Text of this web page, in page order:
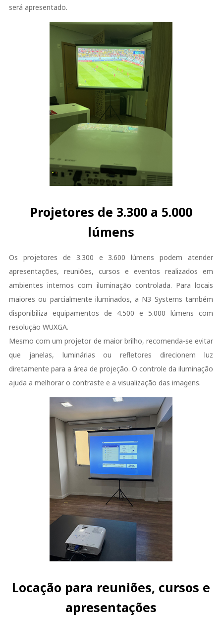
será apresentado.
Projetores de 3.300 a 5.000
lúmens
Os projetores de 3.300 e 3.600 lúmens podem atender
apresentações, reuniões, cursos e eventos realizados em
ambientes internos com iluminação controlada. Para locais
maiores ou parcialmente iluminados, a N3 Systems também
disponibiliza equipamentos de 4.500 e 5.000 lúmens com
resolução WUXGA.
Mesmo com um projetor de maior brilho, recomenda-se evitar
que janelas, luminárias ou refletores direcionem luz
diretamente para a área de projeção. O controle da iluminação
ajuda a melhorar o contraste e a visualização das imagens.
Locação para reuniões, cursos e
apresentações